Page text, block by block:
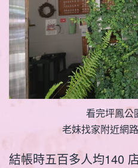
看完坪鳳公
老妹找家附近網
結帳時五百多人均140